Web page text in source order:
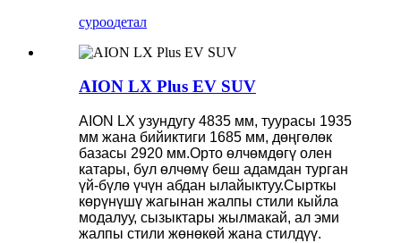
суроодетал
AION LX Plus EV SUV
AION LX узундугу 4835 мм, туурасы 1935
мм жана бийиктиги 1685 мм, дөңгөлөк
базасы 2920 мм.Орто өлчөмдөгү олен
катары, бул өлчөмү беш адамдан турган
үй-бүлө үчүн абдан ылайыктуу.Сырткы
көрүнүшү жагынан жалпы стили кыйла
модалуу, сызыктары жылмакай, ал эми
жалпы стили жөнөкөй жана стилдүү.